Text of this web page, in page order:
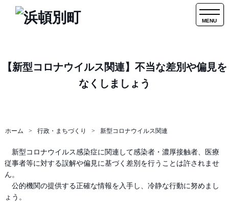
MENU
【新型コロナウイルス関連】不当な差別や偏見を
なくしましょう
ホーム 行政・まちづくり 新型コロナウイルス関連
新型コロナウイルス感染症に関連して感染者・濃厚接触者、医療
従事者等に対する誤解や偏見に基づく差別を行うことは許されませ
ん。
公的機関の提供する正確な情報を入手し、冷静な行動に努めまし
ょう。